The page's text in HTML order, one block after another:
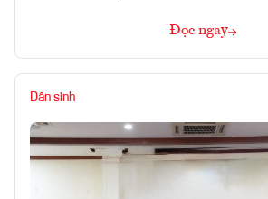
Đọc ngay
Dân sinh